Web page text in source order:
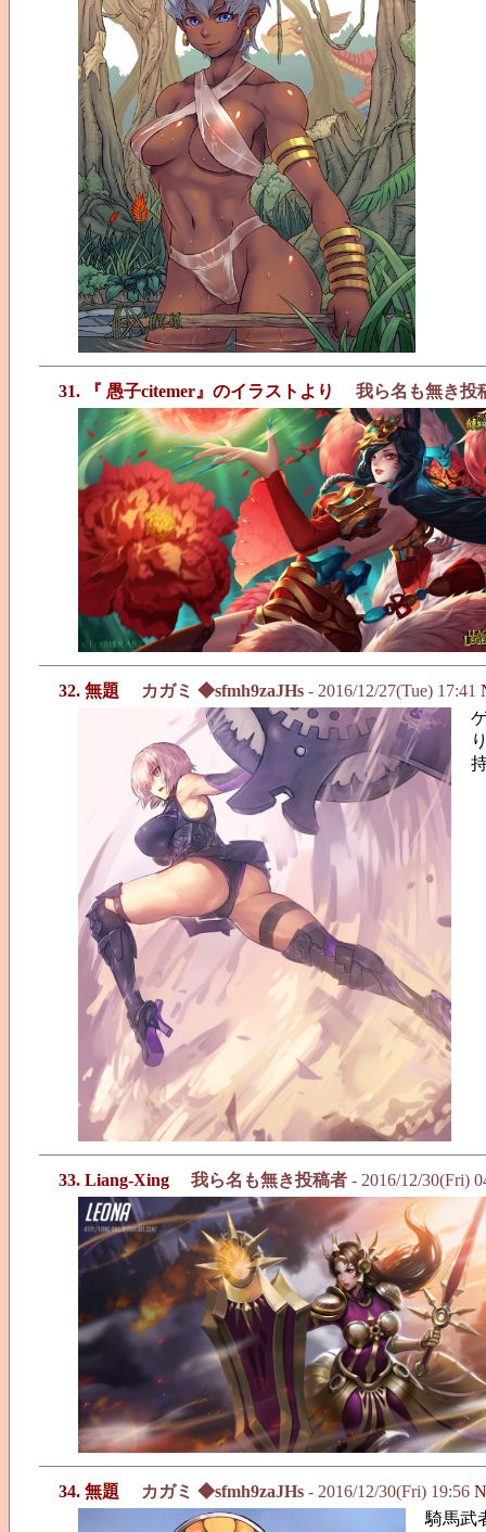
31. 『 愚子citemer』のイラストより 我ら名も無き投
32. 無題 カガミ ◆sfmh9zaJHs - 2016/12/27(Tue) 17:41
33. Liang-Xing 我ら名も無き投稿者 - 2016/12/30(Fri)
34. 無題 カガミ ◆sfmh9zaJHs - 2016/12/30(Fri) 19:56
騎馬武